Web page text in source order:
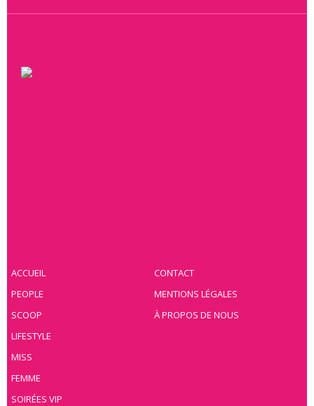
ACCUEIL
PEOPLE
SCOOP
LIFESTYLE
MISS
FEMME
SOIRÉES VIP
CONTACT
MENTIONS LÉGALES
À PROPOS DE NOUS